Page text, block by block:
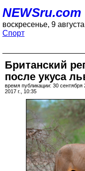
NEWSru.com
воскресенье, 9
Спорт
Британский
после укуса
время публикации: 30 сентября
2017 г., 10:35